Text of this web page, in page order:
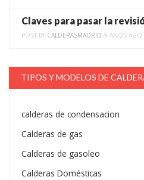
Claves para pasar la
POST BY CALDERASMADRID 9 AÑOS AGO
TIPOS Y MODELOS DE
calderas de condensacion
Calderas de gas
Calderas de gasoleo
Calderas Domésticas